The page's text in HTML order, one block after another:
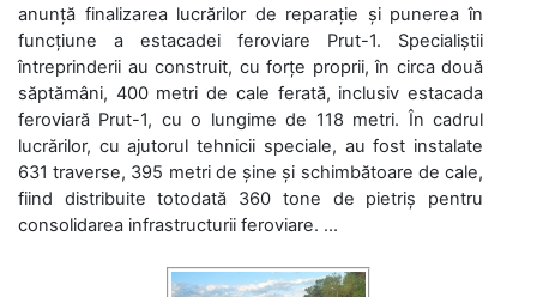
anunță finalizarea lucrărilor de reparație și punerea în
funcțiune a estacadei feroviare Prut-1. Specialiștii
întreprinderii au construit, cu forțe proprii, în circa două
săptămâni, 400 metri de cale ferată, inclusiv estacada
feroviară Prut-1, cu o lungime de 118 metri. În cadrul
lucrărilor, cu ajutorul tehnicii speciale, au fost instalate
631 traverse, 395 metri de șine și schimbătoare de cale,
fiind distribuite totodată 360 tone de pietriș pentru
consolidarea infrastructurii feroviare. ...